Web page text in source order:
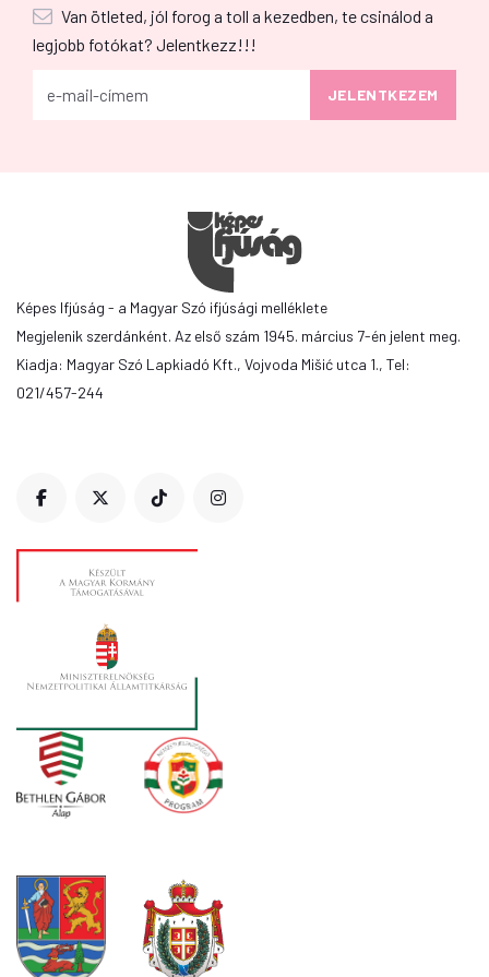
Van ötleted, jól forog a toll a kezedben, te csinálod a
legjobb fotókat? Jelentkezz!!!
Képes Ifjúság - a Magyar Szó ifjúsági melléklete
Megjelenik szerdánként. Az első szám 1945. március 7-én jelent meg.
Kiadja: Magyar Szó Lapkiadó Kft., Vojvoda Mišić utca 1., Tel:
021/457-244